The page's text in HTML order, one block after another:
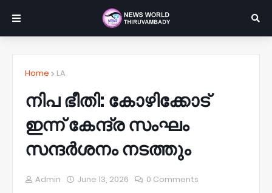
Home LA
നിപ ഭീതി: കോഴിക്കോട്
ഇന്ന് കേന്ദ്ര സംഘം
സന്ദർശനം നടത്തും
Admin June 13, 2026 0 Comments